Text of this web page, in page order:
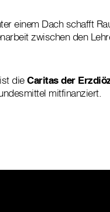
einem Dach schafft
zwischen den
dieCaritas der
mitfinanziert.